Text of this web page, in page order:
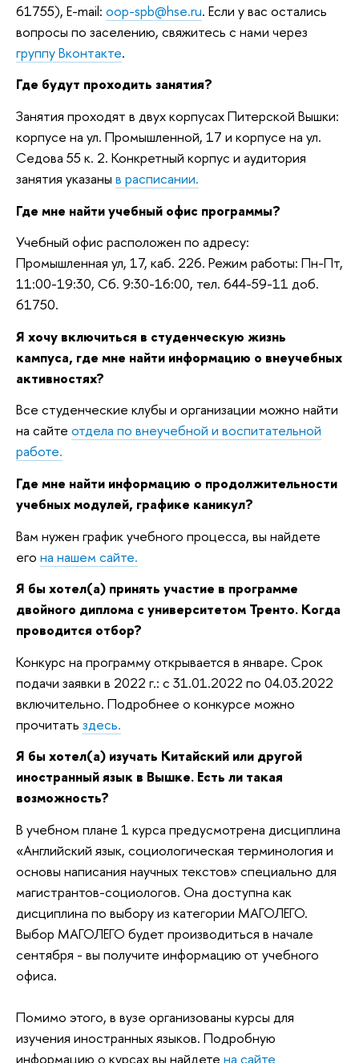
61755), E-mail: oop-spb@hse.ru. Если у вас остались
вопросы по заселению, свяжитесь с нами через
группу Вконтакте.
Где будут проходить занятия?
Занятия проходят в двух корпусах Питерской Вышки:
корпусе на ул. Промышленной, 17 и корпусе на ул.
Седова 55 к. 2. Конкретный корпус и аудитория
занятия указаны в расписании.
Где мне найти учебный офис программы?
Учебный офис расположен по адресу:
Промышленная ул, 17, каб. 226. Режим работы: Пн-Пт,
11:00-19:30, Сб. 9:30-16:00, тел. 644-59-11 доб.
61750.
Я хочу включиться в студенческую жизнь
кампуса, где мне найти информацию о внеучебных
активностях?
Все студенческие клубы и организации можно найти
на сайте отдела по внеучебной и воспитательной
работе.
Где мне найти информацию о продолжительности
учебных модулей, графике каникул?
Вам нужен график учебного процесса, вы найдете
его на нашем сайте.
Я бы хотел(а) принять участие в программе
двойного диплома с университетом Тренто. Когда
проводится отбор?
Конкурс на программу открывается в январе. Срок
подачи заявки в 2022 г.: с 31.01.2022 по 04.03.2022
включительно. Подробнее о конкурсе можно
прочитать здесь.
Я бы хотел(а) изучать Китайский или другой
иностранный язык в Вышке. Есть ли такая
возможность?
В учебном плане 1 курса предусмотрена дисциплина
«Английский язык, социологическая терминология и
основы написания научных текстов»специально для
магистрантов-социологов. Она доступна как
дисциплина по выбору из категории МАГОЛЕГО.
Выбор МАГОЛЕГО будет производиться в начале
сентября - вы получите информацию от учебного
офиса.
Помимо этого, в вузе организованы курсы для
изучения иностранных языков. Подробную
информацию о курсах вы найдете на сайте